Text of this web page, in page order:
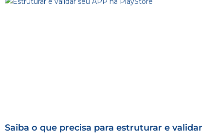
Saiba o que precisa para estruturar e validar